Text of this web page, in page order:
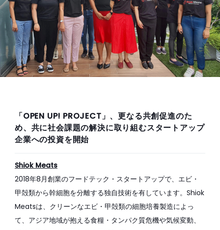
powered by
「OPEN UP! PROJECT」、更なる共創促進のた
め、共に社会課題の解決に取り組むスタートアップ
企業への投資を開始
Shiok Meats
2018年8月創業のフードテック・スタートアップで、エビ・
甲殻類から幹細胞を分離する独自技術を有しています。Shiok
Meatsは、クリーンなエビ・甲殻類の細胞培養製造によっ
て、アジア地域が抱える食糧・タンパク質危機や気候変動、